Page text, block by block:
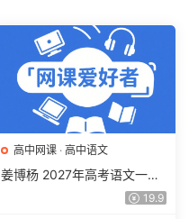
高中网课 · 高中语文
姜博杨 2027年高考语文一轮
复习网课教程 高三语文 上学
19.9